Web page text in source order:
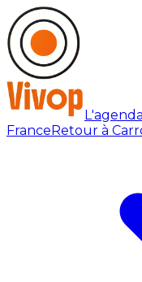
FranceRetour à